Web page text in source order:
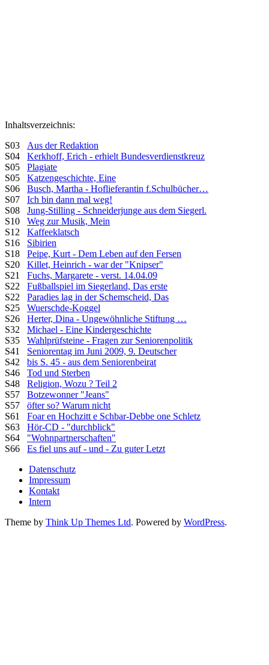
Inhaltsverzeichnis:
S03 Aus der Redaktion
S04 Kerkhoff, Erich - erhielt Bundesverdienstkreuz
S05 Plagiate
S05 Katzengeschichte, Eine
S06 Busch, Martha - Hoflieferantin f.Schulbücher…
S07 Ich bin dann mal weg!
S08 Jung-Stilling - Schneiderjunge aus dem Siegerl.
S10 Weg zur Musik, Mein
S12 Kaffeeklatsch
S16 Sibirien
S18 Peipe, Kurt - Dem Leben auf den Fersen
S20 Killet, Heinrich - war der "Knipser"
S21 Fuchs, Margarete - verst. 14.04.09
S22 Fußballspiel im Siegerland, Das erste
S22 Paradies lag in der Schemscheid, Das
S25 Wuerschde-Koggel
S26 Herter, Dina - Ungewöhnliche Stiftung …
S32 Michael - Eine Kindergeschichte
S35 Wahlprüfsteine - Fragen zur Seniorenpolitik
S41 Seniorentag im Juni 2009, 9. Deutscher
S42 bis S. 45 - aus dem Seniorenbeirat
S46 Tod und Sterben
S48 Religion, Wozu ? Teil 2
S57 Botzewonner "Jeans"
S57 öfter so? Warum nicht
S61 Foar en Hochzitt e Schbar-Debbe one Schletz
S63 Hör-CD - "durchblick"
S64 "Wohnpartnerschaften"
S66 Es fiel uns auf - und - Zu guter Letzt
Datenschutz
Impressum
Kontakt
Intern
Theme by Think Up Themes Ltd. Powered by WordPress.